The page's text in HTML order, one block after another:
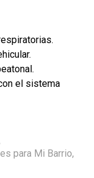
el sistema
para Mi Barrio,